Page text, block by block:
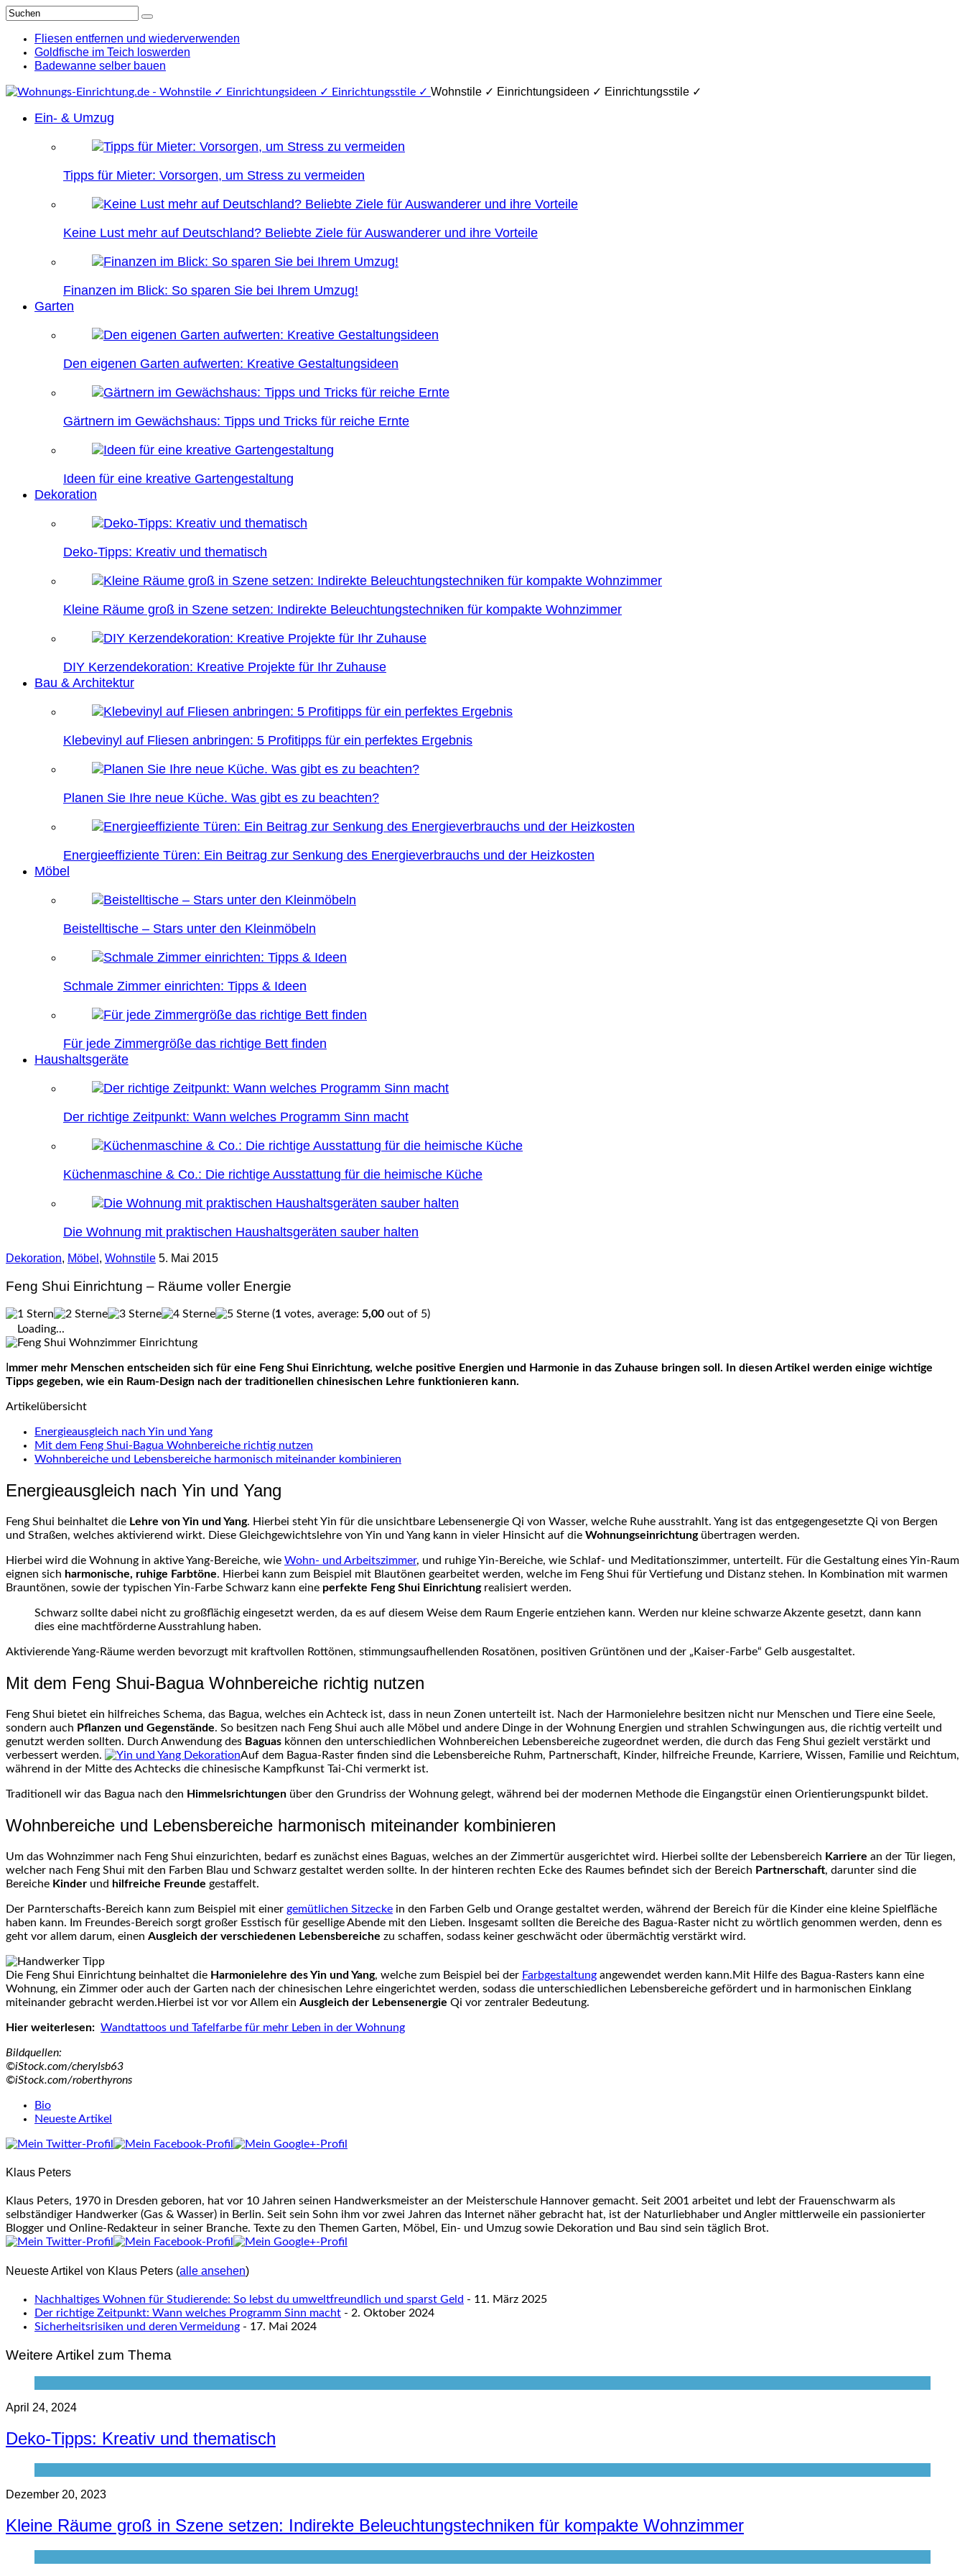
Fliesen entfernen und wiederverwenden
Goldfische im Teich loswerden
Badewanne selber bauen
Wohnstile ✓ Einrichtungsideen ✓ Einrichtungsstile ✓
Ein- & Umzug
Tipps für Mieter: Vorsorgen, um Stress zu vermeiden
Keine Lust mehr auf Deutschland? Beliebte Ziele für Auswanderer und ihre Vorteile
Finanzen im Blick: So sparen Sie bei Ihrem Umzug!
Garten
Den eigenen Garten aufwerten: Kreative Gestaltungsideen
Gärtnern im Gewächshaus: Tipps und Tricks für reiche Ernte
Ideen für eine kreative Gartengestaltung
Dekoration
Deko-Tipps: Kreativ und thematisch
Kleine Räume groß in Szene setzen: Indirekte Beleuchtungstechniken für kompakte Wohnzimmer
DIY Kerzendekoration: Kreative Projekte für Ihr Zuhause
Bau & Architektur
Klebevinyl auf Fliesen anbringen: 5 Profitipps für ein perfektes Ergebnis
Planen Sie Ihre neue Küche. Was gibt es zu beachten?
Energieeffiziente Türen: Ein Beitrag zur Senkung des Energieverbrauchs und der Heizkosten
Möbel
Beistelltische – Stars unter den Kleinmöbeln
Schmale Zimmer einrichten: Tipps & Ideen
Für jede Zimmergröße das richtige Bett finden
Haushaltsgeräte
Der richtige Zeitpunkt: Wann welches Programm Sinn macht
Küchenmaschine & Co.: Die richtige Ausstattung für die heimische Küche
Die Wohnung mit praktischen Haushaltsgeräten sauber halten
Dekoration, Möbel , Wohnstile 5. Mai 2015
Feng Shui Einrichtung – Räume voller Energie
(1 votes, average: 5,00 out of 5)
Loading...
Tipps gegeben, wie ein Raum-Design nach der traditionellen chinesischen Lehre funktionieren kann.
Artikelübersicht
Energieausgleich nach Yin und Yang
Mit dem Feng Shui-Bagua Wohnbereiche richtig nutzen
Wohnbereiche und Lebensbereiche harmonisch miteinander kombinieren
Energieausgleich nach Yin und Yang
Feng Shui beinhaltet die Lehre von Yin und Yang. Hierbei steht Yin für die unsichtbare Lebensenergie Qi von Wasser, welche Ruhe ausstrahlt. Yang ist das entgegengesetzte Qi von Bergen
und Straßen, welches aktivierend wirkt. Diese Gleichgewichtslehre von Yin und Yang kann in vieler Hinsicht auf die Wohnungseinrichtungübertragen werden.
Hierbei wird die Wohnung in aktive Yang-Bereiche, wie Wohn- und Arbeitszimmer, und ruhige Yin-Bereiche, wie Schlaf- und Meditationszimmer, unterteilt. Für die Gestaltung eines Yin-Raum
eignen sich harmonische, ruhige Farbtöne. Hierbei kann zum Beispiel mit Blautönen gearbeitet werden, welche im Feng Shui für Vertiefung und Distanz stehen. In Kombination mit warmen
Brauntönen, sowie der typischen Yin-Farbe Schwarz kann eine perfekte Feng Shui Einrichtungrealisiert werden.
Schwarz sollte dabei nicht zu großflächig eingesetzt werden, da es auf diesem Weise dem Raum Engerie entziehen kann. Werden nur kleine schwarze Akzente gesetzt, dann kann
dies eine machtförderne Ausstrahlung haben.
Aktivierende Yang-Räume werden bevorzugt mit kraftvollen Rottönen, stimmungsaufhellenden Rosatönen, positiven Grüntönen und der „Kaiser-Farbe“ Gelb ausgestaltet.
Mit dem Feng Shui-Bagua Wohnbereiche richtig nutzen
Feng Shui bietet ein hilfreiches Schema, das Bagua, welches ein Achteck ist, dass in neun Zonen unterteilt ist. Nach der Harmonielehre besitzen nicht nur Menschen und Tiere eine Seele,
sondern auch Pflanzen und Gegenstände. So besitzen nach Feng Shui auch alle Möbel und andere Dinge in der Wohnung Energien und strahlen Schwingungen aus, die richtig verteilt und
genutzt werden sollten. Durch Anwendung des Baguas können den unterschiedlichen Wohnbereichen Lebensbereiche zugeordnet werden, die durch das Feng Shui gezielt verstärkt und
verbessert werden.
Auf dem Bagua-Raster finden sind die Lebensbereiche Ruhm, Partnerschaft, Kinder, hilfreiche Freunde, Karriere, Wissen, Familie und Reichtum,
während in der Mitte des Achtecks die chinesische Kampfkunst Tai-Chi vermerkt ist.
Traditionell wir das Bagua nach den Himmelsrichtungen über den Grundriss der Wohnung gelegt, während bei der modernen Methode die Eingangstür einen Orientierungspunkt bildet.
Wohnbereiche und Lebensbereiche harmonisch miteinander kombinieren
Um das Wohnzimmer nach Feng Shui einzurichten, bedarf es zunächst eines Baguas, welches an der Zimmertür ausgerichtet wird. Hierbei sollte der Lebensbereich Karriere an der Tür liegen,
welcher nach Feng Shui mit den Farben Blau und Schwarz gestaltet werden sollte. In der hinteren rechten Ecke des Raumes befindet sich der Bereich Partnerschaft, darunter sind die
Bereiche Kinder und hilfreiche Freunde gestaffelt.
Der Parnterschafts-Bereich kann zum Beispiel mit einer gemütlichen Sitzecke in den Farben Gelb und Orange gestaltet werden, während der Bereich für die Kinder eine kleine Spielfläche
haben kann. Im Freundes-Bereich sorgt großer Esstisch für gesellige Abende mit den Lieben. Insgesamt sollten die Bereiche des Bagua-Raster nicht zu wörtlich genommen werden, denn es
geht vor allem darum, einen Ausgleich der verschiedenen Lebensbereiche zu schaffen, sodass keiner geschwächt oder übermächtig verstärkt wird.
Die Feng Shui Einrichtung beinhaltet die Harmonielehre des Yin und Yang, welche zum Beispiel bei der Farbgestaltung angewendet werden kann.Mit Hilfe des Bagua-Rasters kann eine
Wohnung, ein Zimmer oder auch der Garten nach der chinesischen Lehre eingerichtet werden, sodass die unterschiedlichen Lebensbereiche gefördert und in harmonischen Einklang
miteinander gebracht werden.Hierbei ist vor vor Allem ein Ausgleich der Lebensenergie Qi vor zentraler Bedeutung.
Hier weiterlesen: Wandtattoos und Tafelfarbe für mehr Leben in der Wohnung
Bildquellen:
©iStock.com/cherylsb63
©iStock.com/roberthyrons
following
tabs
content
Bio
Neueste Artikel
Klaus Peters
Klaus Peters, 1970 in Dresden geboren, hat vor 10 Jahren seinen Handwerksmeister an der Meisterschule Hannover gemacht. Seit 2001 arbeitet und lebt der Frauenschwarm als
selbständiger Handwerker (Gas & Wasser) in Berlin. Seit sein Sohn ihm vor zwei Jahren das Internet näher gebracht hat, ist der Naturliebhaber und Angler mittlerweile ein passionierter
Blogger und Online-Redakteur in seiner Branche. Texte zu den Themen Garten, Möbel, Ein- und Umzug sowie Dekoration und Bau sind sein täglich Brot.
Neueste Artikel von Klaus Peters (alle ansehen)
Nachhaltiges Wohnen für Studierende: So lebst du umweltfreundlich und sparst Geld - 11. März 2025
Der richtige Zeitpunkt: Wann welches Programm Sinn macht - 2. Oktober 2024
Sicherheitsrisiken und deren Vermeidung - 17. Mai 2024
Weitere Artikel zum Thema
April 24, 2024
Deko-Tipps: Kreativ und thematisch
Dezember 20, 2023
Kleine Räume groß in Szene setzen: Indirekte Beleuchtungstechniken für kompakte Wohnzimmer